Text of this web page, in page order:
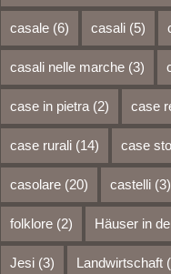
casale(6) casali(5)
casali nelle marche(3)
case in pietra(2) case
case rurali(14) case
casolare(20) castelli(3)
folklore(2) Häuser in
Jesi(3) Landwirtschaft